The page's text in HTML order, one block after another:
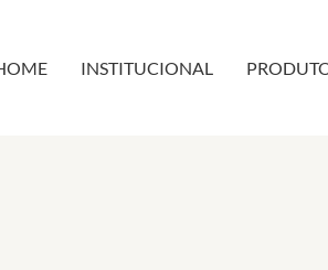
INSTITUCIONAL